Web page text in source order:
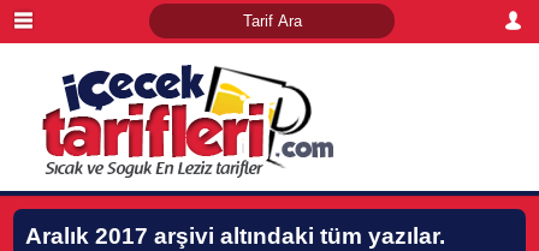
Aralık 2017 arşivi altındaki tüm yazılar.